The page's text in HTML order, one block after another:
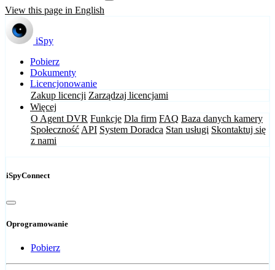
View this page in English
iSpy
Pobierz
Dokumenty
Licencjonowanie
Zakup licencji Zarządzaj licencjami
Więcej
O Agent DVR Funkcje Dla firm FAQ Baza danych kamery
Społeczność API System Doradca Stan usługi Skontaktuj się
z nami
iSpyConnect
Oprogramowanie
Pobierz